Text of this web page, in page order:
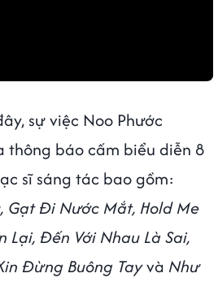
sự việc Noo Phước
thông báo cấm biểu diễn 8
sĩ sáng tác bao gồm:
Gạt Đi Nước Mắt, Hold Me
Lại, Đến Với Nhau Là Sai,
Đừng Buông Tayvà Như